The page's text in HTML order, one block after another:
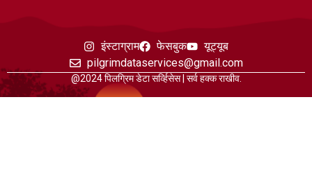
इंस्टाग्राम फेसबुक
यूट्यूब
pilgrimdataservices@gmail.com
@2024 पिलग्रिम डेटा सर्व्हिसेस | सर्व हक्क राखीव.